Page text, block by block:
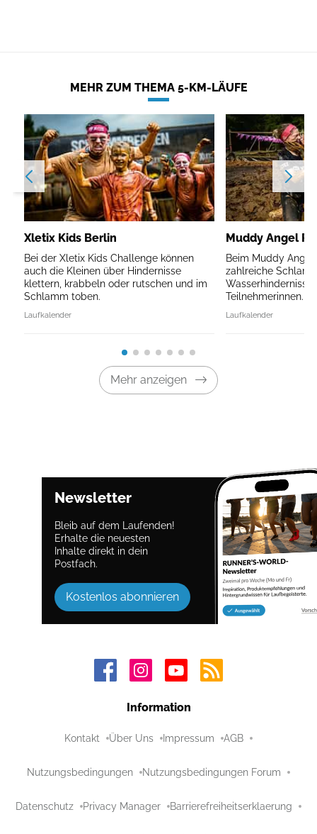
MEHR ZUM THEMA 5-KM-LÄUFE
Xletix Kids Berlin
Bei der Xletix Kids Challenge können
auch die Kleinen über Hindernisse
klettern, krabbeln oder rutschen und im
Schlamm toben.
Laufkalender
Muddy Angel
Beim Muddy
zahlreiche
Wasserhindernisse
Teilnehmerinnen.
Laufkalender
Mehr anzeigen
Newsletter
Bleib auf dem Laufenden!
Erhalte die neuesten
Inhalte direkt in dein
Postfach.
Kostenlos abonnieren
Information
Kontakt Über Uns Impressum AGB
Nutzungsbedingungen Nutzungsbedingungen Forum
Datenschutz Privacy Manager Barrierefreiheitserklaerung